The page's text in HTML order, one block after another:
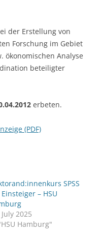
der Erstellung von
Forschung im Gebiet
ökonomischen Analyse
beteiligter
erbeten.
(PDF)
SPSS
– HSU
2025
Hamburg"